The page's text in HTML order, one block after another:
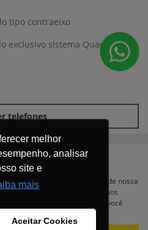
melhor
analisar
site e
mais
Aceitar Cookies
tipo contraeixo
exclusivo sistema Quad-Cool™
telefones
a navegação, fazemos uso de nossa
seus dados pessoais respeitamos
com a navegação e visita você